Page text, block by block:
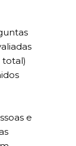
total)
e